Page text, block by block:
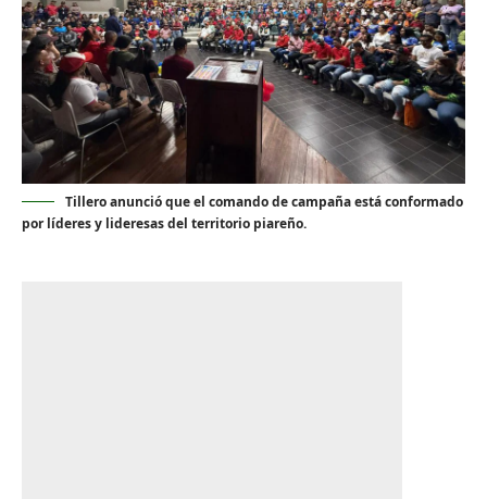
Tillero anunció que el comando de campaña está conformado
por líderes y lideresas del territorio piareño.